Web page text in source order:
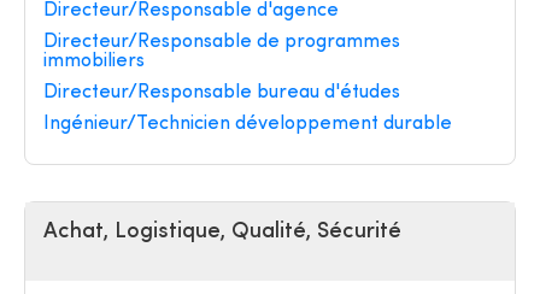
Directeur/Responsable d'agence
Directeur/Responsable de programmes
immobiliers
Directeur/Responsable bureau d'études
Ingénieur/Technicien développement durable
Achat, Logistique, Qualité, Sécurité